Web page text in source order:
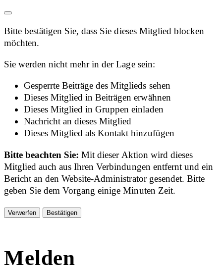
Bitte bestätigen Sie, dass Sie dieses Mitglied blocken
möchten.
Sie werden nicht mehr in der Lage sein:
Gesperrte Beiträge des Mitglieds sehen
Dieses Mitglied in Beiträgen erwähnen
Dieses Mitglied in Gruppen einladen
Nachricht an dieses Mitglied
Dieses Mitglied als Kontakt hinzufügen
Bitte beachten Sie:Mit dieser Aktion wird dieses
Mitglied auch aus Ihren Verbindungen entfernt und ein
Bericht an den Website-Administrator gesendet. Bitte
geben Sie dem Vorgang einige Minuten Zeit.
Bestätigen
Melden